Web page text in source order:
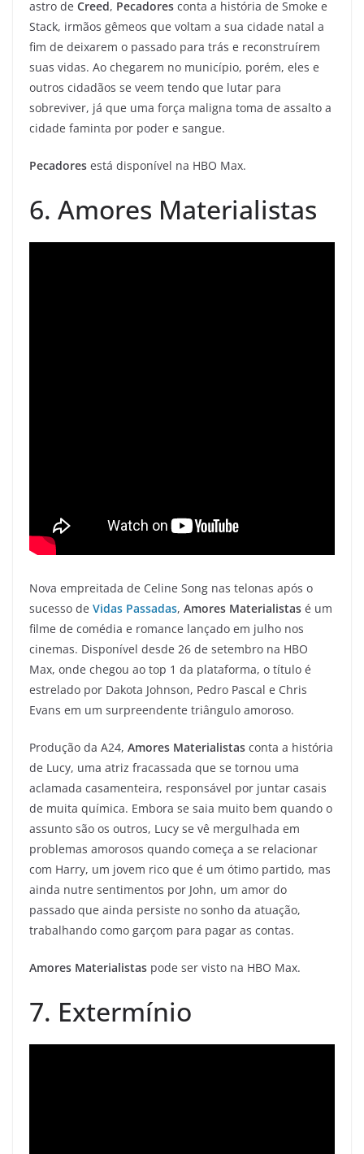
astro de Creed, Pecadores conta a história de Smoke e
Stack, irmãos gêmeos que voltam a sua cidade natal a
fim de deixarem o passado para trás e reconstruírem
suas vidas. Ao chegarem no município, porém, eles e
outros cidadãos se veem tendo que lutar para
sobreviver, já que uma força maligna toma de assalto a
cidade faminta por poder e sangue.
Pecadores está disponível na HBO Max.
6. Amores Materialistas
Nova empreitada de Celine Song nas telonas após o
sucesso de Vidas Passadas, Amores Materialistas é um
filme de comédia e romance lançado em julho nos
cinemas. Disponível desde 26 de setembro na HBO
Max, onde chegou ao top 1 da plataforma, o título é
estrelado por Dakota Johnson, Pedro Pascal e Chris
Evans em um surpreendente triângulo amoroso.
Produção da A24, Amores Materialistas conta a história
de Lucy, uma atriz fracassada que se tornou uma
aclamada casamenteira, responsável por juntar casais
de muita química. Embora se saia muito bem quando o
assunto são os outros, Lucy se vê mergulhada em
problemas amorosos quando começa a se relacionar
com Harry, um jovem rico que é um ótimo partido, mas
ainda nutre sentimentos por John, um amor do
passado que ainda persiste no sonho da atuação,
trabalhando como garçom para pagar as contas.
Amores Materialistas pode ser visto na HBO Max.
7. Extermínio